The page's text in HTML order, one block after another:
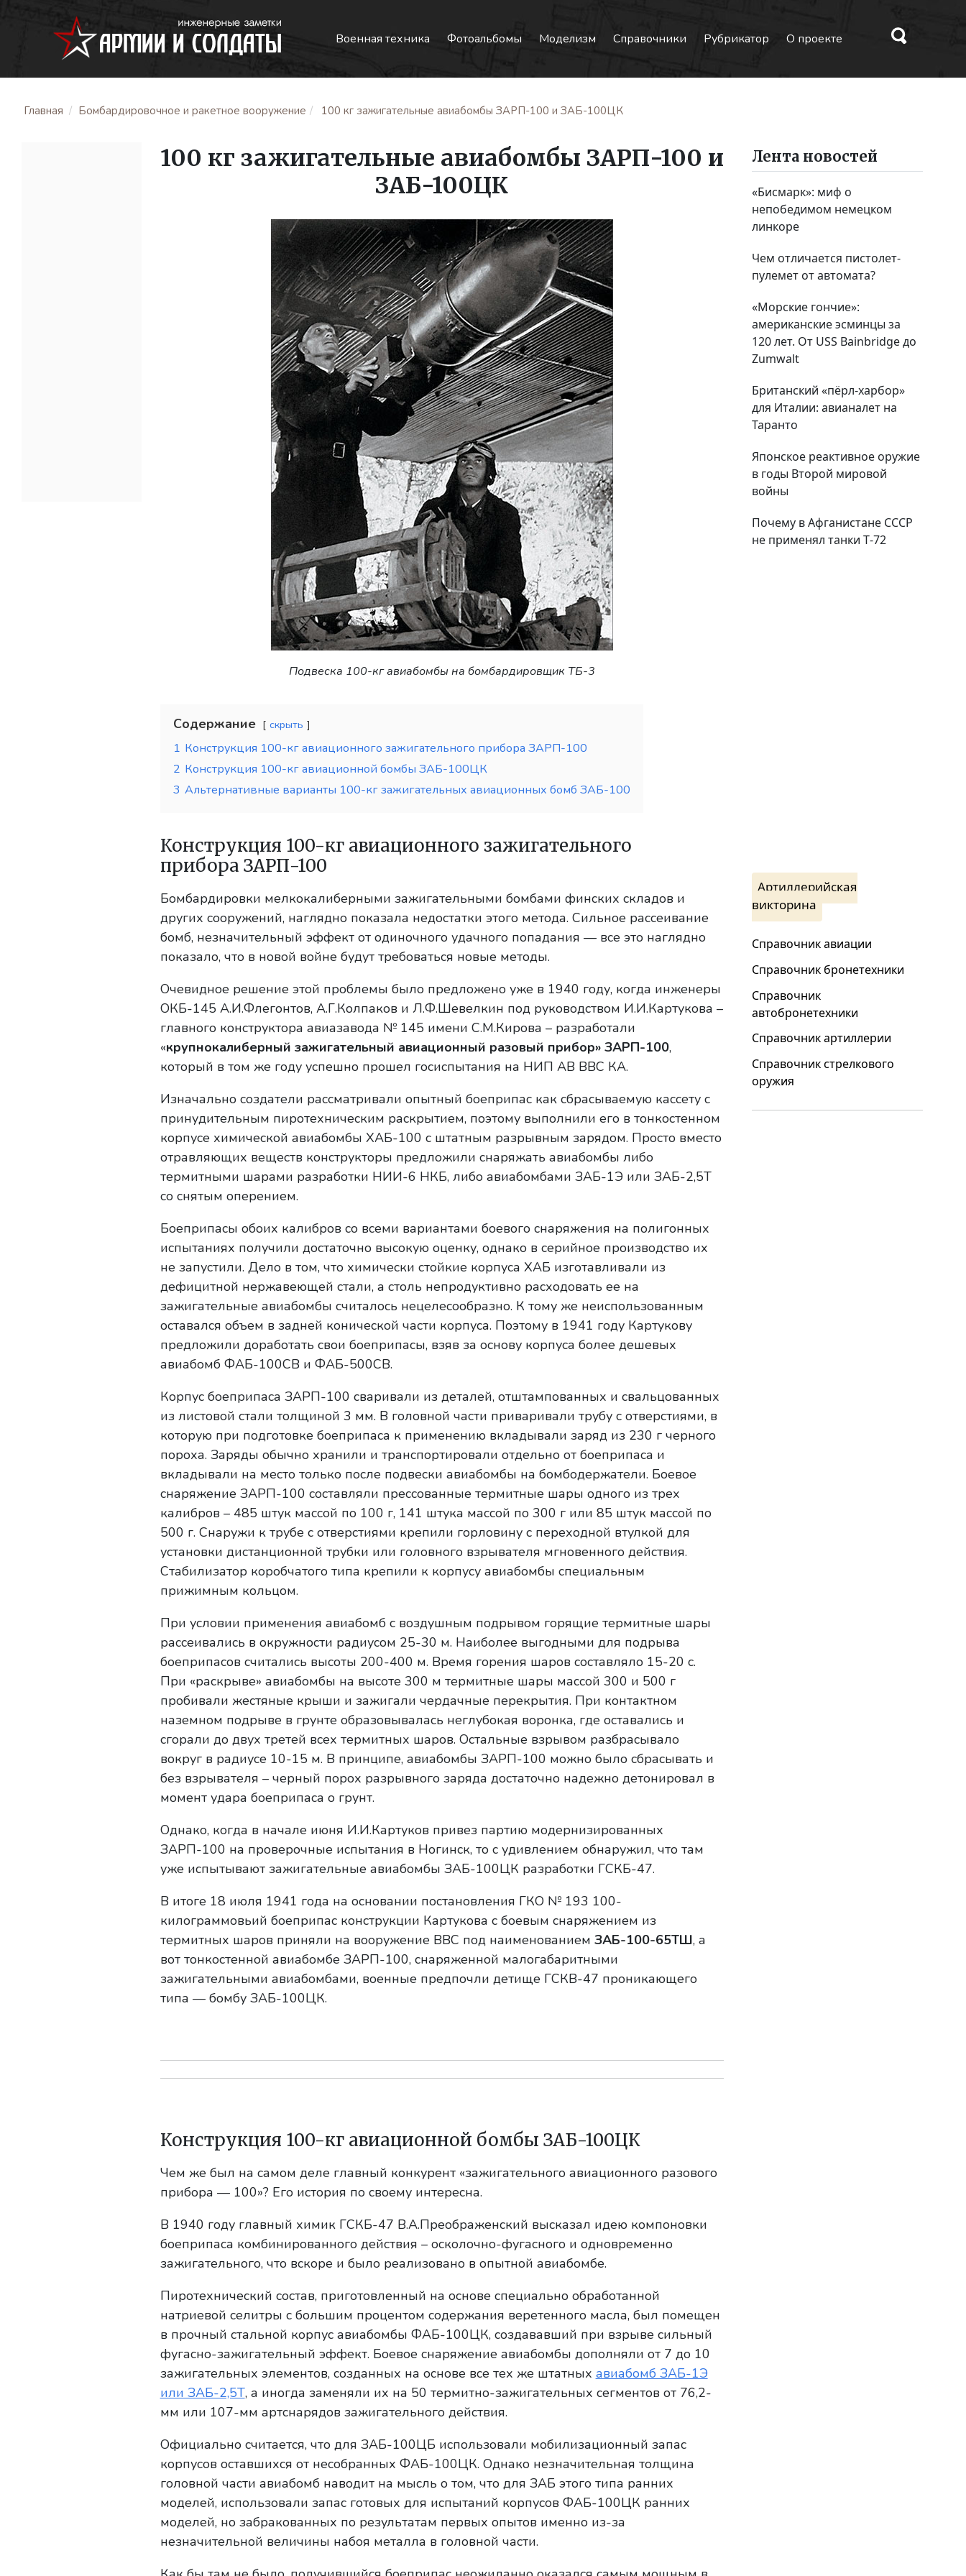
Военная техника Фотоальбомы Моделизм Справочники Рубрикатор О проекте
Главная Бомбардировочное и ракетное вооружение 100 кг зажигательные авиабомбы ЗАРП-100 и ЗАБ-100ЦК
100 кг зажигательные авиабомбы ЗАРП-100 и
ЗАБ-100ЦК
Подвеска 100-кг авиабомбы на бомбардировщик ТБ-3
Содержание скрыть
1 Конструкция 100-кг авиационного зажигательного прибора ЗАРП-100
2 Конструкция 100-кг авиационной бомбы ЗАБ-100ЦК
3 Альтернативные варианты 100-кг зажигательных авиационных бомб ЗАБ-100
Конструкция 100-кг авиационного зажигательного
прибора ЗАРП-100
Бомбардировки мелкокалиберными зажигательными бомбами финских складов и
других сооружений, наглядно показала недостатки этого метода. Сильное рассеивание
бомб, незначительный эффект от одиночного удачного попадания — все это наглядно
показало, что в новой войне будут требоваться новые методы.
Очевидное решение этой проблемы было предложено уже в 1940 году, когда инженеры
ОКБ-145 А.И.Флегонтов, А.Г.Колпаков и Л.Ф.Шевелкин под руководством И.И.Картукова –
главного конструктора авиазавода № 145 имени С.М.Кирова – разработали
«крупнокалиберный зажигательный авиационный разовый прибор» ЗАРП-100,
который в том же году успешно прошел госиспытания на НИП АВ ВВС КА.
Изначально создатели рассматривали опытный боеприпас как сбрасываемую кассету с
принудительным пиротехническим раскрытием, поэтому выполнили его в тонкостенном
корпусе химической авиабомбы ХАБ-100 с штатным разрывным зарядом. Просто вместо
отравляющих веществ конструкторы предложили снаряжать авиабомбы либо
термитными шарами разработки НИИ-6 НКБ, либо авиабомбами ЗАБ-1Э или ЗАБ-2,5Т
со снятым оперением.
Боеприпасы обоих калибров со всеми вариантами боевого снаряжения на полигонных
испытаниях получили достаточно высокую оценку, однако в серийное производство их
не запустили. Дело в том, что химически стойкие корпуса ХАБ изготавливали из
дефицитной нержавеющей стали, а столь непродуктивно расходовать ее на
зажигательные авиабомбы считалось нецелесообразно. К тому же неиспользованным
оставался объем в задней конической части корпуса. Поэтому в 1941 году Картукову
предложили доработать свои боеприпасы, взяв за основу корпуса более дешевых
авиабомб ФАБ-100СВ и ФАБ-500СВ.
Корпус боеприпаса ЗАРП-100 сваривали из деталей, отштампованных и свальцованных
из листовой стали толщиной 3 мм. В головной части приваривали трубу с отверстиями, в
которую при подготовке боеприпаса к применению вкладывали заряд из 230 г черного
пороха. Заряды обычно хранили и транспортировали отдельно от боеприпаса и
вкладывали на место только после подвески авиабомбы на бомбодержатели. Боевое
снаряжение ЗАРП-100 составляли прессованные термитные шары одного из трех
калибров – 485 штук массой по 100 г, 141 штука массой по 300 г или 85 штук массой по
500 г. Снаружи к трубе с отверстиями крепили горловину с переходной втулкой для
установки дистанционной трубки или головного взрывателя мгновенного действия.
Стабилизатор коробчатого типа крепили к корпусу авиабомбы специальным
прижимным кольцом.
При условии применения авиабомб с воздушным подрывом горящие термитные шары
рассеивались в окружности радиусом 25-30 м. Наиболее выгодными для подрыва
боеприпасов считались высоты 200-400 м. Время горения шаров составляло 15-20 с.
При «раскрыве» авиабомбы на высоте 300 м термитные шары массой 300 и 500 г
пробивали жестяные крыши и зажигали чердачные перекрытия. При контактном
наземном подрыве в грунте образовывалась неглубокая воронка, где оставались и
сгорали до двух третей всех термитных шаров. Остальные взрывом разбрасывало
вокруг в радиусе 10-15 м. В принципе, авиабомбы ЗАРП-100 можно было сбрасывать и
без взрывателя – черный порох разрывного заряда достаточно надежно детонировал в
момент удара боеприпаса о грунт.
Однако, когда в начале июня И.И.Картуков привез партию модернизированных
ЗАРП-100 на проверочные испытания в Ногинск, то с удивлением обнаружил, что там
уже испытывают зажигательные авиабомбы ЗАБ-100ЦК разработки ГСКБ-47.
В итоге 18 июля 1941 года на основании постановления ГКО № 193 100-
килограммовьий боеприпас конструкции Картукова с боевым снаряжением из
термитных шаров приняли на вооружение ВВС под наименованием ЗАБ-100-65ТШ, а
вот тонкостенной авиабомбе ЗАРП-100, снаряженной малогабаритными
зажигательными авиабомбами, военные предпочли детище ГСКВ-47 проникающего
типа — бомбу ЗАБ-100ЦК.
Конструкция 100-кг авиационной бомбы ЗАБ-100ЦК
Чем же был на самом деле главный конкурент «зажигательного авиационного разового
прибора — 100»? Его история по своему интересна.
В 1940 году главный химик ГСКБ-47 В.А.Преображенский высказал идею компоновки
боеприпаса комбинированного действия – осколочно-фугасного и одновременно
зажигательного, что вскоре и было реализовано в опытной авиабомбе.
Пиротехнический состав, приготовленный на основе специально обработанной
натриевой селитры с большим процентом содержания веретенного масла, был помещен
в прочный стальной корпус авиабомбы ФАБ-100ЦК, создававший при взрыве сильный
фугасно-зажигательный эффект. Боевое снаряжение авиабомбы дополняли от 7 до 10
зажигательных элементов, созданных на основе все тех же штатных авиабомб ЗАБ-1Э
или ЗАБ-2,5Т, а иногда заменяли их на 50 термитно-зажигательных сегментов от 76,2-
мм или 107-мм артснарядов зажигательного действия.
Официально считается, что для ЗАБ-100ЦБ использовали мобилизационный запас
корпусов оставшихся от несобранных ФАБ-100ЦК. Однако незначительная толщина
головной части авиабомб наводит на мысль о том, что для ЗАБ этого типа ранних
моделей, использовали запас готовых для испытаний корпусов ФАБ-100ЦК ранних
моделей, но забракованных по результатам первых опытов именно из-за
незначительной величины набоя металла в головной части.
Лента новостей
«Бисмарк»: миф о
непобедимом немецком
линкоре
Чем отличается пистолет-
пулемет от автомата?
«Морские гончие»:
американские эсминцы за
120 лет. От USS Bainbridge до
Zumwalt
Британский «пёрл-харбор»
для Италии: авианалет на
Таранто
Японское реактивное оружие
в годы Второй мировой
войны
Почему в Афганистане СССР
не применял танки Т‑72
Артиллерийская
викторина
Справочник авиации
Справочник бронетехники
Справочник
автобронетехники
Справочник артиллерии
Справочник стрелкового
оружия